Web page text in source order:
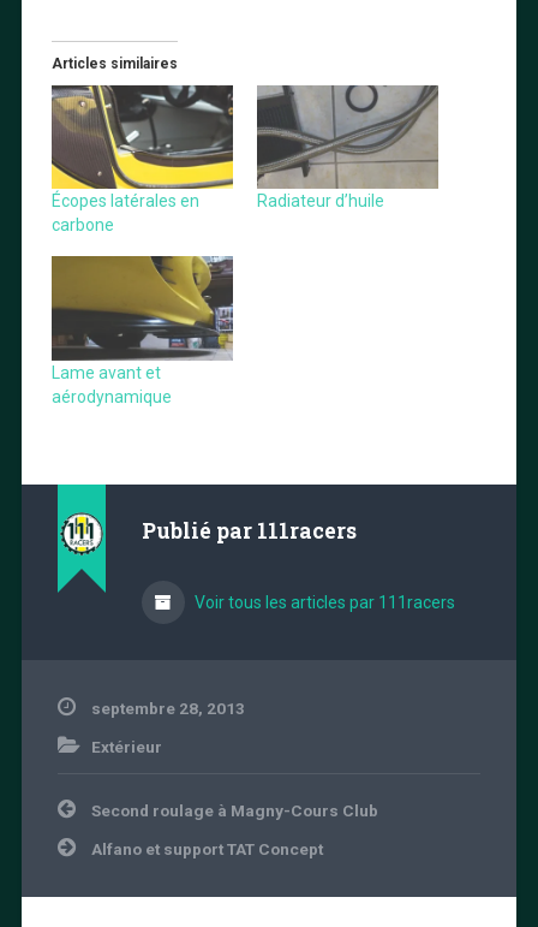
Articles similaires
Écopes latérales en
carbone
Radiateur d’huile
Lame avant et
aérodynamique
Publié par 111racers
Voir tous les articles par 111racers
septembre 28, 2013
Extérieur
Navigation
de
l’article
Second roulage à Magny-Cours Club
Alfano et support TAT Concept